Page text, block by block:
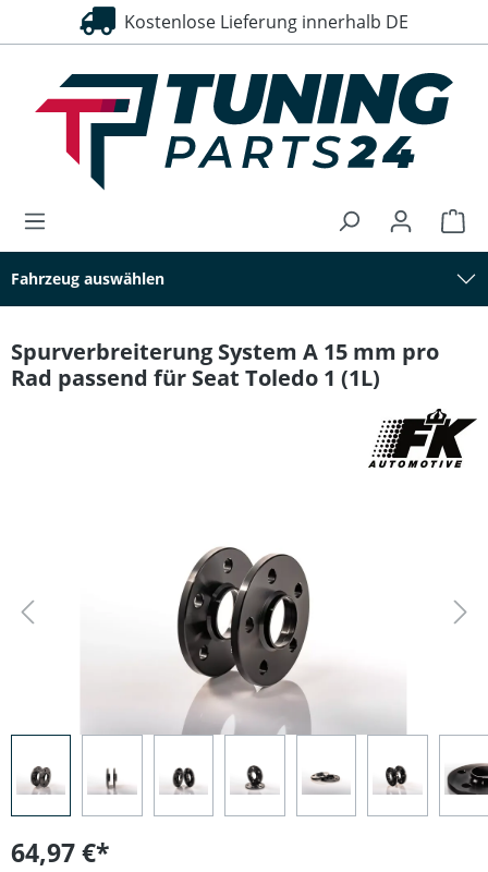
springen Kostenlose Lieferung innerhalb DE
30 Tage Rückgaberecht
Fahrzeug auswählen
Spurverbreiterung System A 15 mm pro
Rad passend für Seat Toledo 1 (1L)
64,97 €*